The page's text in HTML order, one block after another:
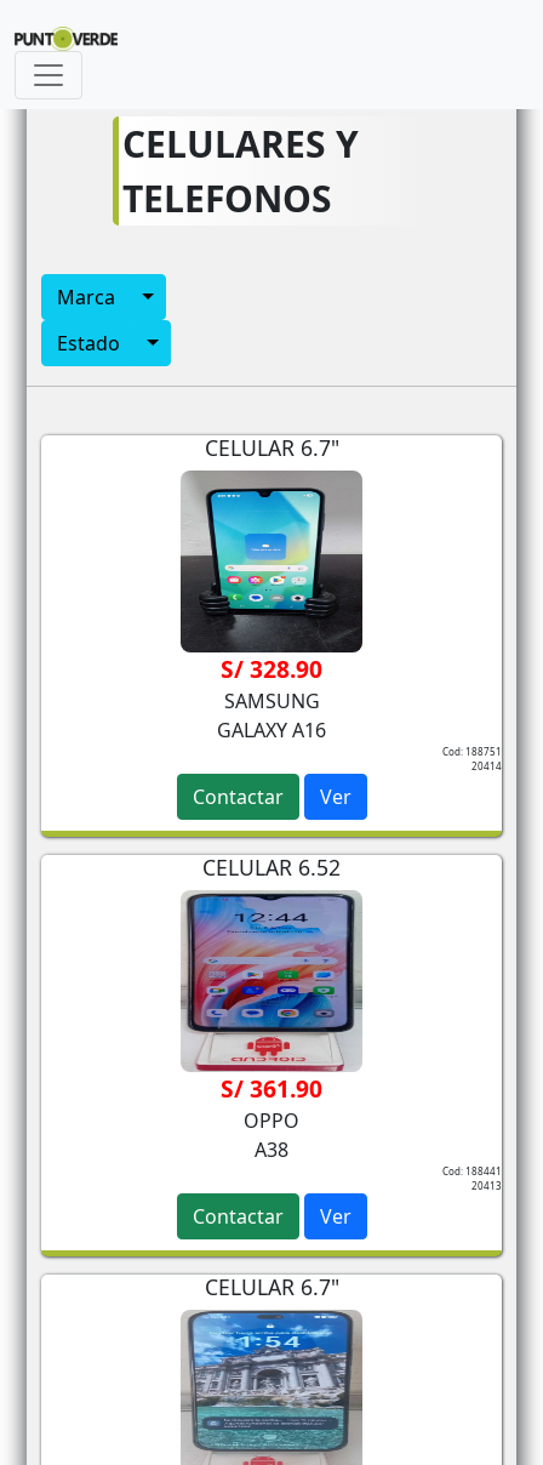
CELULARES Y
TELEFONOS
Marca
Toggle Dropdown
Estado
Toggle Dropdown
CELULAR 6.7"
S/ 328.90
SAMSUNG
GALAXY A16
Cod: 188751
20414
Contactar Ver
CELULAR 6.52
S/ 361.90
OPPO
A38
Cod: 188441
20413
Contactar Ver
CELULAR 6.7"